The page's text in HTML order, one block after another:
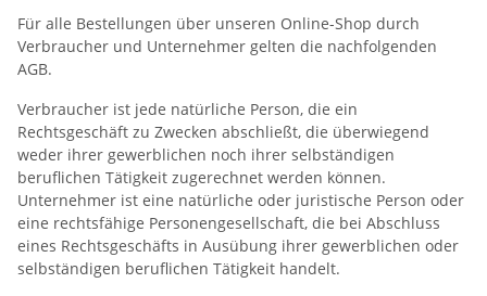
Für alle Bestellungen über unseren Online-Shop durch
Verbraucher und Unternehmer gelten die nachfolgenden
AGB.
Verbraucher ist jede natürliche Person, die ein
Rechtsgeschäft zu Zwecken abschließt, die überwiegend
weder ihrer gewerblichen noch ihrer selbständigen
beruflichen Tätigkeit zugerechnet werden können.
Unternehmer ist eine natürliche oder juristische Person oder
eine rechtsfähige Personengesellschaft, die bei Abschluss
eines Rechtsgeschäfts in Ausübung ihrer gewerblichen oder
selbständigen beruflichen Tätigkeit handelt.